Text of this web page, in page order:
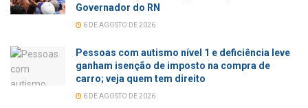
Governador do RN
6 DE AGOSTO DE 2026
Pessoas com autismo nível 1 e deficiência leve
ganham isenção de imposto na compra de
carro; veja quem tem direito
6 DE AGOSTO DE 2026